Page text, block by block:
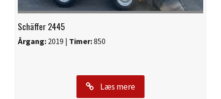
Schäffer 2445
Årgang: 2019 | Timer:850
Læs mere